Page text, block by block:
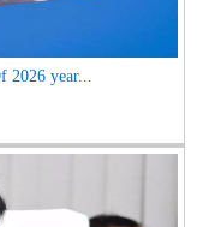
2026 year...